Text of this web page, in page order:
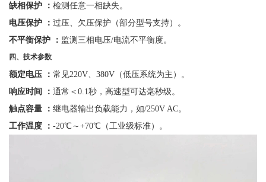
缺相保护
： 检测任意一相缺失。
电压保护
： 过压、欠压保护（部分型号支持）。
不平衡保护
： 监测三相电压/电流不平衡度。
四、技术参数
额定电压 ： 常见220V、380V（低压系统为主）。
响应时间
： 通常＜0.1秒，高速型可达毫秒级。
触点容量
： 继电器输出负载能力，如/250V AC。
工作温度
： -20℃～+70℃（工业级标准）。